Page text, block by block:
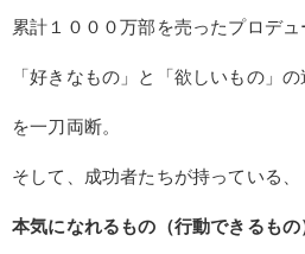
累計１０００万部を売ったプロデュ
「好きなもの」と「欲しいもの」の
を一刀両断。
そして、成功者たちが持っている、
本気になれるもの（行動できるもの